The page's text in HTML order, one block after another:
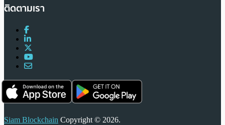
ติดตามเรา
Siam Blockchain Copyright © 2026.